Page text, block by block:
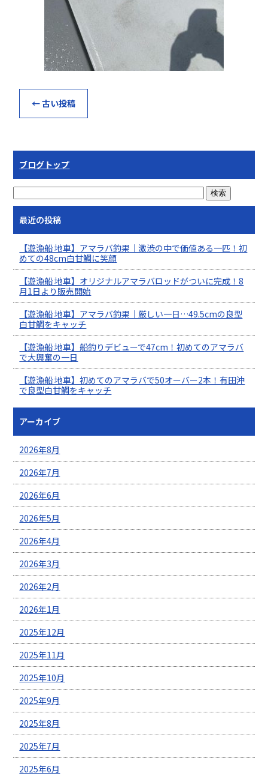
←古い投稿
ブログトップ
最近の投稿
【遊漁船 地車】アマラバ釣果｜激渋の中で価値ある一匹！初
めての48cm白甘鯛に笑顔
【遊漁船 地車】オリジナルアマラバロッドがついに完成！8
月1日より販売開始
【遊漁船 地車】アマラバ釣果｜厳しい一日…49.5cmの良型
白甘鯛をキャッチ
【遊漁船 地車】船釣りデビューで47cm！初めてのアマラバ
で大興奮の一日
【遊漁船 地車】初めてのアマラバで50オーバー2本！有田沖
で良型白甘鯛をキャッチ
アーカイブ
2026年8月
2026年7月
2026年6月
2026年5月
2026年4月
2026年3月
2026年2月
2026年1月
2025年12月
2025年11月
2025年10月
2025年9月
2025年8月
2025年7月
2025年6月